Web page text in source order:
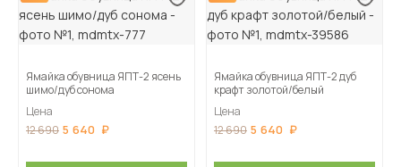
Ямайка обувница ЯПТ-2 ясень
шимо/дуб сонома
Цена
12 690 5 640
Ямайка обувница ЯПТ-2 дуб
крафт золотой/белый
Цена
12 690 5 640